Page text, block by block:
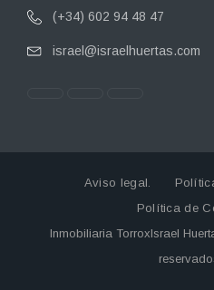
(+34) 602 94 48 47
israel@israelhuertas.com
Aviso legal.
Política de
Inmobiliaria TorroxIsrael